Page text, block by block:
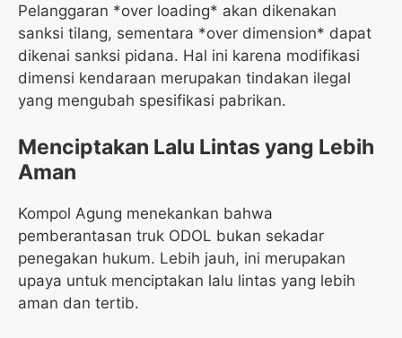
Pelanggaran *over loading* akan dikenakan
sanksi tilang, sementara *over dimension* dapat
dikenai sanksi pidana. Hal ini karena modifikasi
dimensi kendaraan merupakan tindakan ilegal
yang mengubah spesifikasi pabrikan.
Menciptakan Lalu Lintas yang Lebih
Aman
Kompol Agung menekankan bahwa
pemberantasan truk ODOL bukan sekadar
penegakan hukum. Lebih jauh, ini merupakan
upaya untuk menciptakan lalu lintas yang lebih
aman dan tertib.